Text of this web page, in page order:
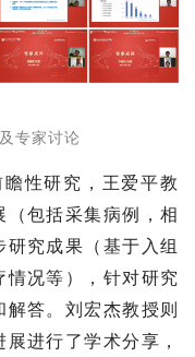
专家讨论
性研究，王爱平教
包括采集病例，相
究成果（基于入组
情况等），针对研究
答。刘宏杰教授则
进行了学术分享，